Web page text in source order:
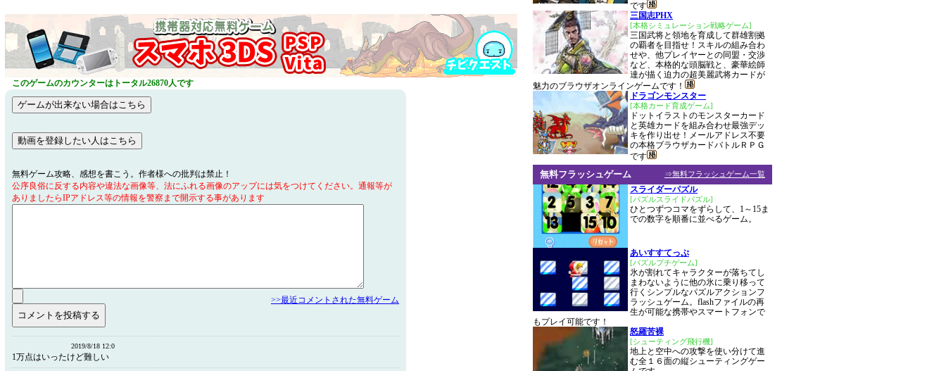
このゲームのカウンターはトータル26870人です
無料ゲーム攻略、感想を書こう。作者様への批判は禁止！
公序良俗に反する内容や違法な画像等、法にふれる画像のアップには気をつけてください。通報等が
ありましたらIPアドレス等の情報を警察まで開示する事があります
>>最近コメントされた無料ゲーム
2019/8/18 12:0
1万点はいったけど難しい
です
三国志PHX
[本格シミュレーション戦略ゲーム]
三国武将と領地を育成して群雄割拠
の覇者を目指せ！スキルの組み合わ
せや、他プレイヤーとの同盟・交渉
など、本格的な頭脳戦と、豪華絵師
達が描く迫力の超美麗武将カードが
魅力のブラウザオンラインゲームです！
ドラゴンモンスター
[本格カード育成ゲーム]
ドットイラストのモンスターカード
と英雄カードを組み合わせ最強デッ
キを作り出せ！メールアドレス不要
の本格ブラウザカードバトルＲＰＧ
です
⇒無料フラッシュゲーム一覧
無料フラッシュゲーム
スライダーパズル
[パズルスライドパズル]
ひとつずつコマをずらして、1～15ま
での数字を順番に並べるゲーム。
あいすすてっぷ
[パズルプチゲーム]
氷が割れてキャラクターが落ちてし
まわないように他の氷に乗り移って
行くシンプルなパズルアクションフ
ラッシュゲーム。flashファイルの再
生が可能な携帯やスマートフォンで
もプレイ可能です！
怒羅苦裸
[シューティング飛行機]
地上と空中への攻撃を使い分けて進
む全１６面の縦シューティングゲー